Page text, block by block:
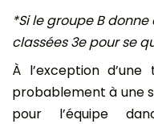
*Si le groupe B
classées 3e pour se
À l’exception
probablement à une
pour l’équipe